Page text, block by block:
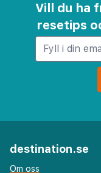
Vill du ha
resetips
destination.se
Om oss